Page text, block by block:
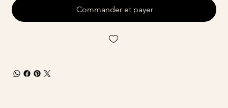
Commander et payer